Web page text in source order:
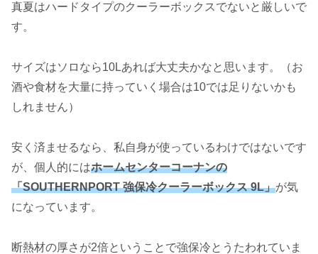
真夏はハードタイプのクーラーボックスでないと厳しいで
す。
サイズはソロなら10Lあれば大丈夫かなと思います。（お
酒や食材を大量に持っていく場合は10では足りないかも
しれません）
安く済ませるなら、私自身が使っているわけではないです
が、個人的にはホームセンターコーナンの
「SOUTHERNPORT 強保冷クーラーボックス 9L」が気
になっています。
断熱材の厚さが2倍ということで強保冷とうたわれていま